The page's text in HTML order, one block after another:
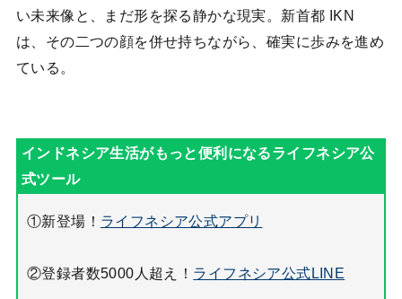
い未来像と、まだ形を探る静かな現実。新首都 IKN
は、その二つの顔を併せ持ちながら、確実に歩みを進め
ている。
①新登場！ ライフネシア公式アプリ
②登録者数5000人超え！ ライフネシア公式LINE